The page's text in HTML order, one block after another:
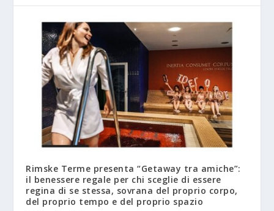
Rimske Terme presenta “Getaway tra amiche”:
il benessere regale per chi sceglie di essere
regina di se stessa, sovrana del proprio corpo,
del proprio tempo e del proprio spazio